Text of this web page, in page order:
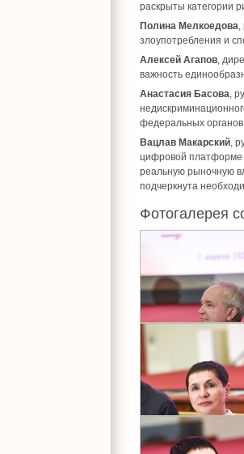
раскрыты категории
Полина Мелкоедова,
злоупотребления и
Алексей Агапов,
важность
Анастасия Басова,
федеральных
Вацлав Макарский,
цифровой платформе
реальную рыночную
подчеркнута
Фотогалерея